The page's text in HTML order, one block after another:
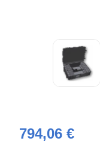
794,06 €